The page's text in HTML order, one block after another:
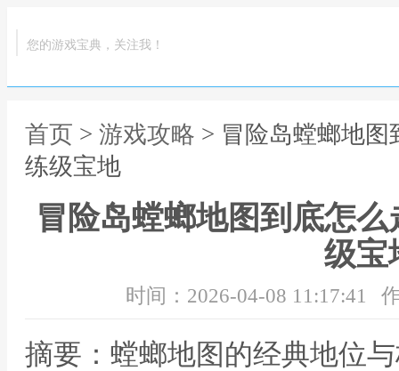
您的游戏宝典，关注我！
首页 > 游戏攻略 > 冒险岛螳螂地
练级宝地
冒险岛螳螂地图到底怎
级宝
时间：2026-04-08 11:17:41
摘要：螳螂地图的经典地位